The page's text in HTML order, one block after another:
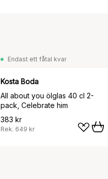
Endast ett fåtal kvar
Kosta Boda
All about you ölglas 40 cl 2-
pack, Celebrate him
383 kr
Rek. 649 kr